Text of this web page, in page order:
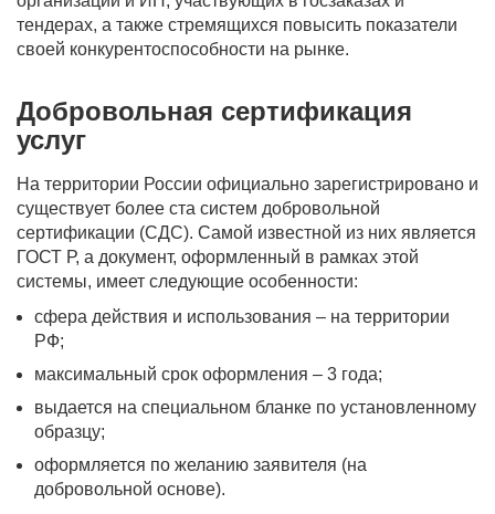
тендерах, а также стремящихся повысить показатели
своей конкурентоспособности на рынке.
Добровольная сертификация
услуг
На территории России официально зарегистрировано и
существует более ста систем добровольной
сертификации (СДС). Самой известной из них является
ГОСТ Р, а документ, оформленный в рамках этой
системы, имеет следующие особенности:
сфера действия и использования – на территории
РФ;
максимальный срок оформления – 3 года;
выдается на специальном бланке по установленному
образцу;
оформляется по желанию заявителя (на
добровольной основе).